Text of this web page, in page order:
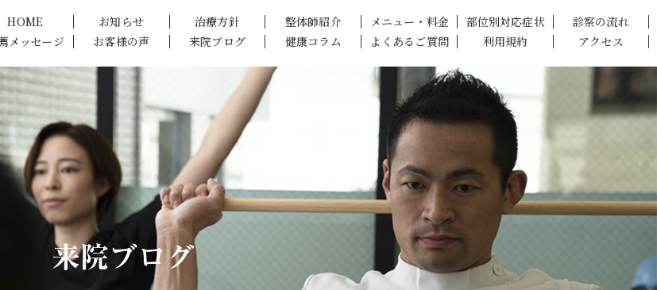
HOME お知らせ 治療方針 整体師紹介 メニュー・料金 部位別対応症状
診察の流れ
メッセージ
お客様の声 来院ブログ 健康コラム よくあるご質問 利用規約 アクセス
来院ブログ